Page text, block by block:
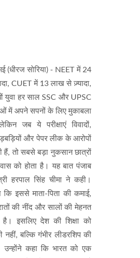
(धीरज सोरिया) - NEET में 24
CUET में 13 लाख से ज़्यादा,
युवा हर साल SSC और UPSC
में अपने सपनों के लिए मुकाबला
जब ये परीक्षाएं विवादों,
और पेपर लीक के आरोपों
हैं, तो सबसे बड़ा नुकसान छात्रों
को होता है। यह बात पंजाब
हरपाल सिंह चीमा ने कही।
कि इससे माता-पिता की कमाई,
की नींद और सालों की मेहनत
है। इसलिए देश की शिक्षा को
नहीं, बल्कि गंभीर लीडरशिप की
कहा कि भारत को एक